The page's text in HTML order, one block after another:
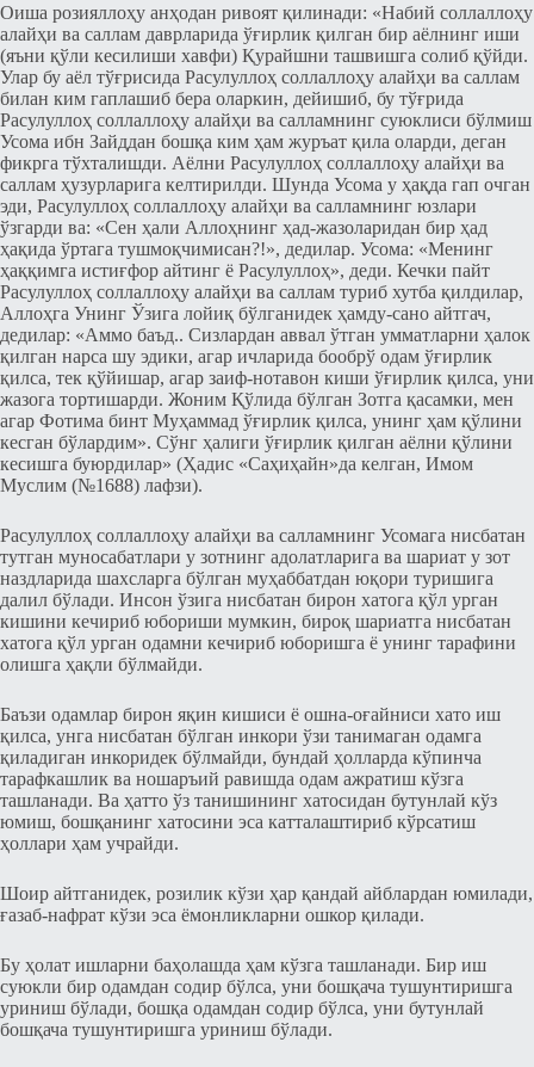
Оиша розияллоҳу анҳодан ривоят қилинади: «Набий соллаллоҳу
алайҳи ва саллам даврларида ўғирлик қилган бир аёлнинг иши
(яъни қўли кесилиши хавфи) Қурайшни ташвишга солиб қўйди.
Улар бу аёл тўғрисида Расулуллоҳ соллаллоҳу алайҳи ва саллам
билан ким гаплашиб бера оларкин, дейишиб, бу тўғрида
Расулуллоҳ соллаллоҳу алайҳи ва салламнинг суюклиси бўлмиш
Усома ибн Зайддан бошқа ким ҳам журъат қила оларди, деган
фикрга тўхталишди. Аёлни Расулуллоҳ соллаллоҳу алайҳи ва
саллам ҳузурларига келтирилди. Шунда Усома у ҳақда гап очган
эди, Расулуллоҳ соллаллоҳу алайҳи ва салламнинг юзлари
ўзгарди ва: «Сен ҳали Аллоҳнинг ҳад-жазоларидан бир ҳад
ҳақида ўртага тушмоқчимисан?!», дедилар. Усома: «Менинг
ҳаққимга истиғфор айтинг ё Расулуллоҳ», деди. Кечки пайт
Расулуллоҳ соллаллоҳу алайҳи ва саллам туриб хутба қилдилар,
Аллоҳга Унинг Ўзига лойиқ бўлганидек ҳамду-сано айтгач,
дедилар: «Аммо баъд.. Сизлардан аввал ўтган умматларни ҳалок
қилган нарса шу эдики, агар ичларида бообрў одам ўғирлик
қилса, тек қўйишар, агар заиф-нотавон киши ўғирлик қилса, уни
жазога тортишарди. Жоним Қўлида бўлган Зотга қасамки, мен
агар Фотима бинт Муҳаммад ўғирлик қилса, унинг ҳам қўлини
кесган бўлардим». Сўнг ҳалиги ўғирлик қилган аёлни қўлини
кесишга буюрдилар» (Ҳадис «Саҳиҳайн»да келган, Имом
Муслим (№1688) лафзи).
Расулуллоҳ соллаллоҳу алайҳи ва салламнинг Усомага нисбатан
тутган муносабатлари у зотнинг адолатларига ва шариат у зот
наздларида шахсларга бўлган муҳаббатдан юқори туришига
далил бўлади. Инсон ўзига нисбатан бирон хатога қўл урган
кишини кечириб юбориши мумкин, бироқ шариатга нисбатан
хатога қўл урган одамни кечириб юборишга ё унинг тарафини
олишга ҳақли бўлмайди.
Баъзи одамлар бирон яқин кишиси ё ошна-оғайниси хато иш
қилса, унга нисбатан бўлган инкори ўзи танимаган одамга
қиладиган инкоридек бўлмайди, бундай ҳолларда кўпинча
тарафкашлик ва ношаръий равишда одам ажратиш кўзга
ташланади. Ва ҳатто ўз танишининг хатосидан бутунлай кўз
юмиш, бошқанинг хатосини эса катталаштириб кўрсатиш
ҳоллари ҳам учрайди.
Шоир айтганидек, розилик кўзи ҳар қандай айблардан юмилади,
ғазаб-нафрат кўзи эса ёмонликларни ошкор қилади.
Бу ҳолат ишларни баҳолашда ҳам кўзга ташланади. Бир иш
суюкли бир одамдан содир бўлса, уни бошқача тушунтиришга
уриниш бўлади, бошқа одамдан содир бўлса, уни бутунлай
бошқача тушунтиришга уриниш бўлади.